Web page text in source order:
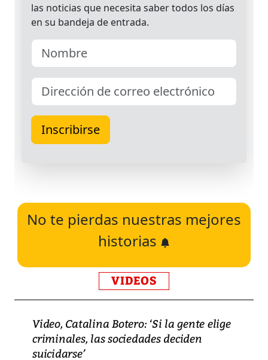
No te pierdas nuestras mejores
historias
VIDEOS
Video, Catalina Botero: ‘Si la gente elige
criminales, las sociedades deciden
suicidarse’